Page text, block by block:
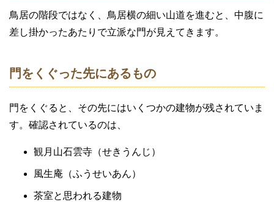
鳥居の階段ではなく、鳥居横の細い山道を進むと、中腹に
差し掛かったあたりで立派な門が見えてきます。
門をくぐった先にあるもの
門をくぐると、その先にはいくつかの建物が残されていま
す。確認されているのは、
観月山石雲寺（せきうんじ）
風生庵（ふうせいあん）
茶室と思われる建物